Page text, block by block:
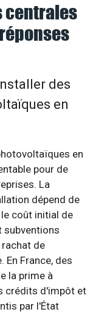
centrales
des
en
en
pour de
La
dépend de
coût initial de
subventions
de
En France, des
la prime à
crédits d'impôt et
par l'État